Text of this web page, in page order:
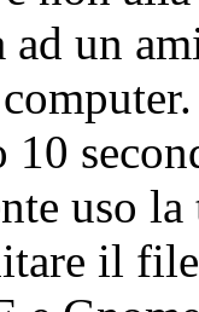
ad un
10
uso
il